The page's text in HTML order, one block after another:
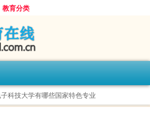
教育分类
科技大学有哪些国家特色专业